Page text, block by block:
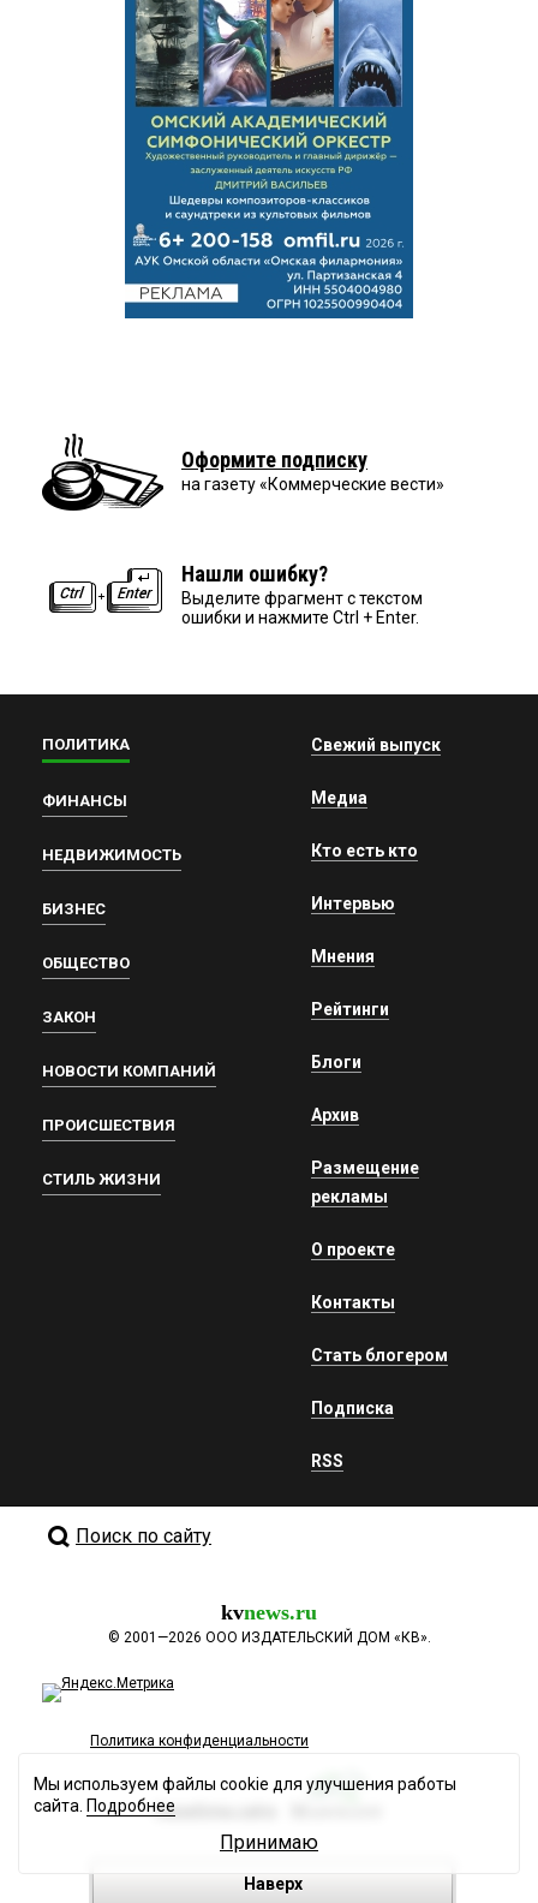
Оформите подписку
на газету «Коммерческие вести»
Нашли ошибку?
Выделите фрагмент с текстом
ошибки и нажмите Ctrl + Enter.
ПОЛИТИКА
ФИНАНСЫ
НЕДВИЖИМОСТЬ
БИЗНЕС
ОБЩЕСТВО
ЗАКОН
НОВОСТИ КОМПАНИЙ
ПРОИСШЕСТВИЯ
СТИЛЬ ЖИЗНИ
Свежий выпуск
Медиа
Кто есть кто
Интервью
Мнения
Рейтинги
Блоги
Архив
Размещение
рекламы
О проекте
Контакты
Стать блогером
Подписка
RSS
Поиск по сайту
kvnews.ru
© 2001—2026 ООО ИЗДАТЕЛЬСКИЙ ДОМ «КВ».
Политика конфиденциальности
Разработка сайта
Наверх
Мы используем файлы cookie для улучшения работы
сайта. Подробнее
Принимаю